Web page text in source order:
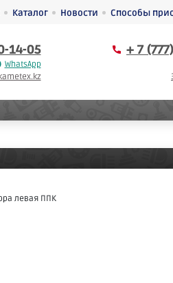
Каталог Новости Способы
14-05
WhatsApp
+ 7
левая ППК